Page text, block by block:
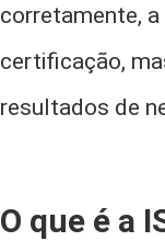
corretamente,
certificação,
resultados de
O que é a